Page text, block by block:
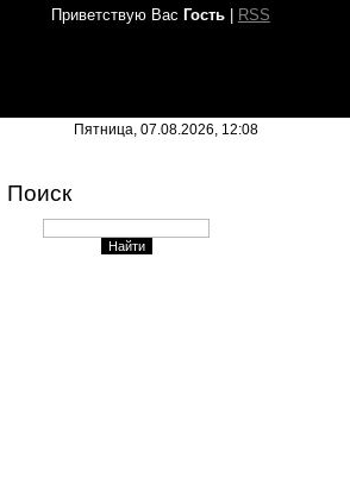
Приветствую Вас Гость| RSS
Пятница, 07.08.2026, 12:08
Поиск